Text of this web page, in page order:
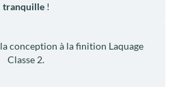
tranquille!
conception à la finition Laquage
Classe 2.